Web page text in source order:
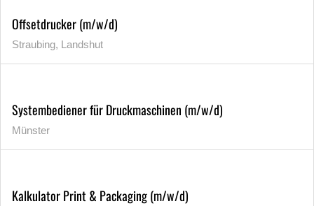
Offsetdrucker (m/w/d)
Straubing, Landshut
Systembediener für Druckmaschinen (m/w/d)
Münster
Kalkulator Print & Packaging (m/w/d)